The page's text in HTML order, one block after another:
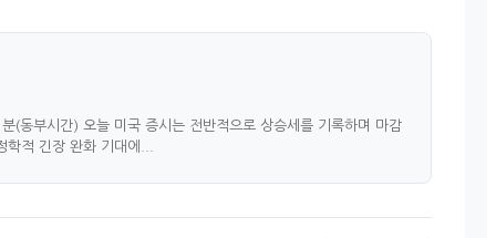
동부시간) 오늘 미국 증시는 전반적으로 상승세를 기록하며 마감
적 긴장 완화 기대에...